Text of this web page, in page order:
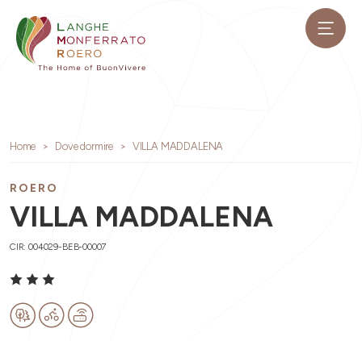
Home Dove dormire VILLA MADDALENA
ROERO
VILLA MADDALENA
CIR: 004029-BEB-00007